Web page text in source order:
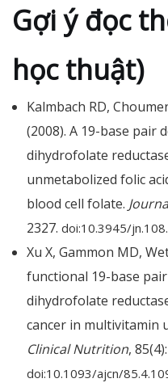
Gợi ý đọc
học thuật)
Kalmbach RD,
(2008). A 19-base pair
dihydrofolate
unmetabolized folic
blood cell folate.
2327. doi:10.3945/
Xu X, Gammon MD,
functional 19-base
dihydrofolate
cancer in multivitamin
Clinical Nutrition,
doi:10.1093/ajcn/